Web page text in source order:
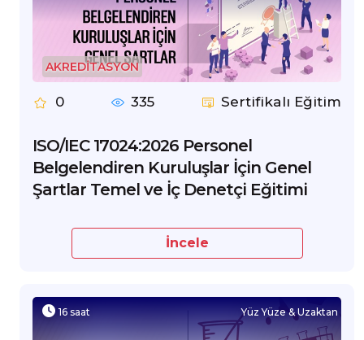
AKREDİTASYON
0 335 Sertifikalı Eğitim
ISO/IEC 17024:2026 Personel
Belgelendiren Kuruluşlar İçin Genel
Şartlar Temel ve İç Denetçi Eğitimi
İncele
16 saat Yüz Yüze & Uzaktan